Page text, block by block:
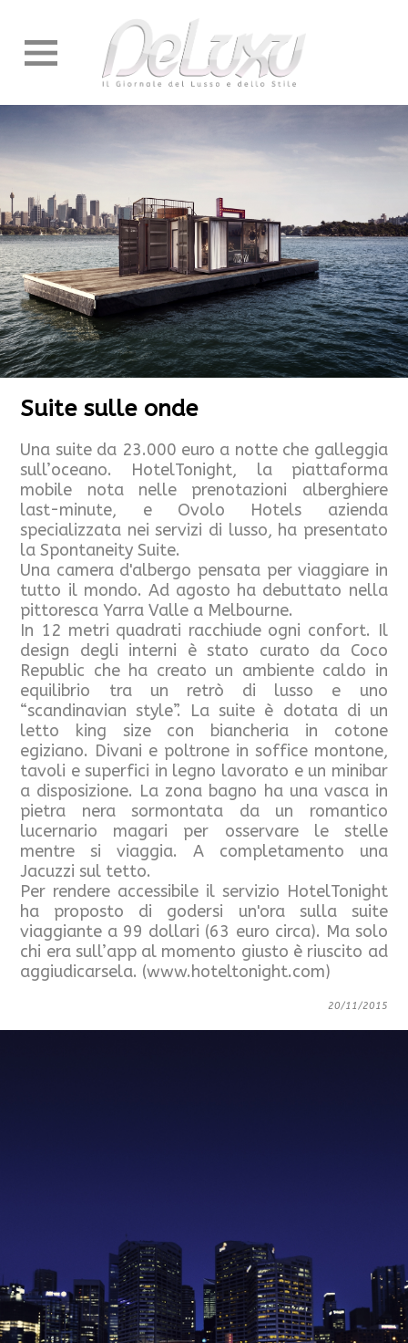
Suite sulle onde
Una suite da 23.000 euro a notte che galleggia
sull’oceano. HotelTonight, la piattaforma
mobile nota nelle prenotazioni alberghiere
last-minute, e Ovolo Hotels azienda
specializzata nei servizi di lusso, ha presentato
la Spontaneity Suite.
Una camera d'albergo pensata per viaggiare in
tutto il mondo. Ad agosto ha debuttato nella
pittoresca Yarra Valle a Melbourne.
In 12 metri quadrati racchiude ogni confort. Il
design degli interni è stato curato da Coco
Republic che ha creato un ambiente caldo in
equilibrio tra un retrò di lusso e uno
“scandinavian style”. La suite è dotata di un
letto king size con biancheria in cotone
egiziano. Divani e poltrone in soffice montone,
tavoli e superfici in legno lavorato e un minibar
a disposizione. La zona bagno ha una vasca in
pietra nera sormontata da un romantico
lucernario magari per osservare le stelle
mentre si viaggia. A completamento una
Jacuzzi sul tetto.
Per rendere accessibile il servizio HotelTonight
ha proposto di godersi un'ora sulla suite
viaggiante a 99 dollari (63 euro circa). Ma solo
chi era sull’app al momento giusto è riuscito ad
aggiudicarsela. (www.hoteltonight.com)
20/11/2015